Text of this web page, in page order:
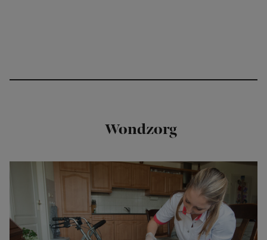
Wondzorg